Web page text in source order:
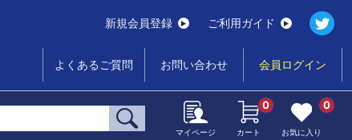
新規会員登録 ご利用ガイド
よくあるご質問 お問い合わせ 会員ログイン
マイページ カート
0
お気に入り
0